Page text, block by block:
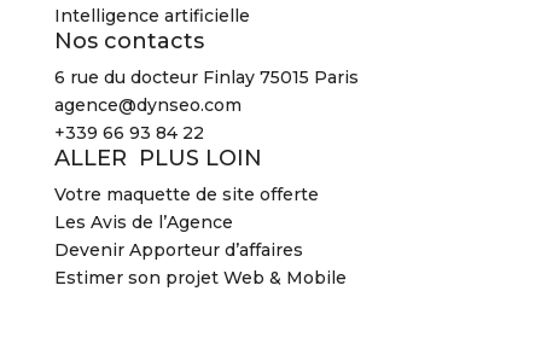
Intelligence artificielle
Nos contacts
6 rue du docteur Finlay 75015 Paris
agence@dynseo.com
+339 66 93 84 22
ALLER PLUS LOIN
Votre maquette de site offerte
Les Avis de l’Agence
Devenir Apporteur d’affaires
Estimer son projet Web & Mobile